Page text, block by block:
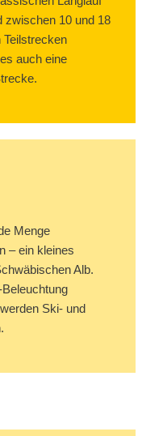
zwischen 10 und 18
Teilstrecken
auch eine
Menge
– ein kleines
Alb.
Ski- und